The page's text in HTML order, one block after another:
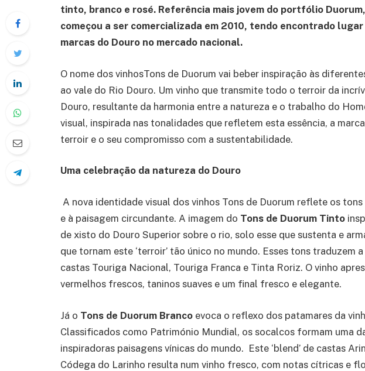
tinto, branco e rosé. Referência mais jovem do portfólio
começou a ser comercializada em 2010, tendo encontrado
marcas do Douro no mercado nacional.
O nome dos vinhosTons de Duorum vai beber inspiração às
ao vale do Rio Douro. Um vinho que transmite todo o terroir da
Douro, resultante da harmonia entre a natureza e o trabalho do
visual, inspirada nas tonalidades que refletem esta essência, a
terroir e o seu compromisso com a sustentabilidade.
Uma celebração da natureza do Douro
A nova identidade visual dos vinhos Tons de Duorum reflete os
e à paisagem circundante. A imagem do Tons de Duorum Tinto
de xisto do Douro Superior sobre o rio, solo esse que sustenta e
que tornam este ‘terroir’ tão único no mundo. Esses tons traduzem
castas Touriga Nacional, Touriga Franca e Tinta Roriz. O vinho
vermelhos frescos, taninos suaves e um final fresco e elegante.
Já o Tons de Duorum Branco evoca o reflexo dos patamares da
Classificados como Património Mundial, os socalcos formam uma
inspiradoras paisagens vínicas do mundo. Este ‘blend’ de castas
Códega do Larinho resulta num vinho fresco, com notas cítricas e